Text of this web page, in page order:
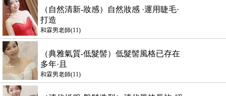
（自然清新-妝感）自然妝感 ·運用睫毛·
打造
和霖男老師(11)
（典雅氣質-低髮髻）低髮髻風格已存在
多年·且
和霖男老師(11)